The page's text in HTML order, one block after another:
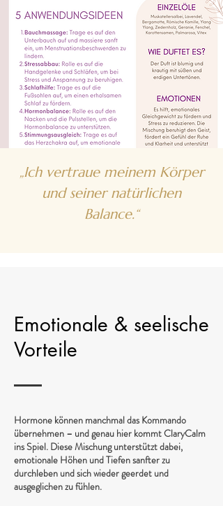
„Ich vertraue meinem Körper
und seiner natürlichen
Balance.“
Emotionale & seelische
Vorteile
Hormone können manchmal das Kommando
übernehmen – und genau hier kommt ClaryCalm
ins Spiel. Diese Mischung unterstützt dabei,
emotionale Höhen und Tiefen sanfter zu
durchleben und sich wieder geerdet und
ausgeglichen zu fühlen.